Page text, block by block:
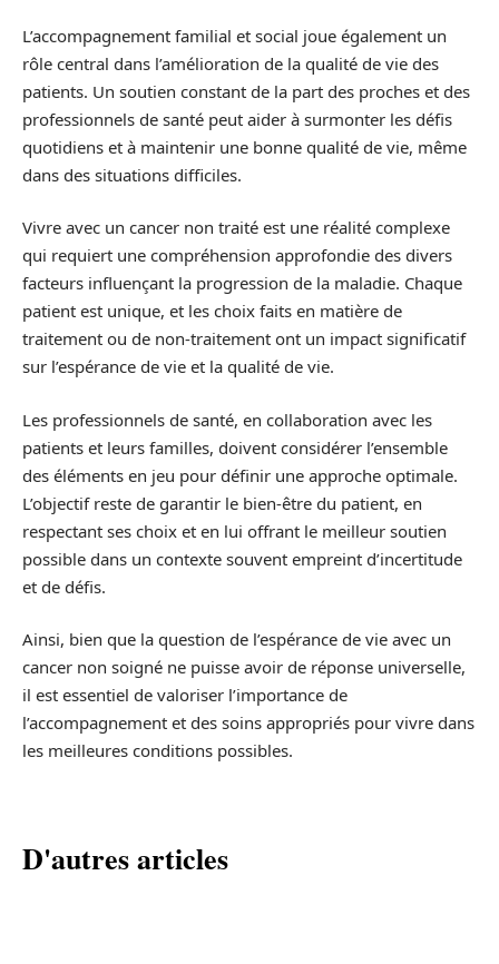
L’accompagnement familial et social joue également un
rôle central dans l’amélioration de la qualité de vie des
patients. Un soutien constant de la part des proches et des
professionnels de santé peut aider à surmonter les défis
quotidiens et à maintenir une bonne qualité de vie, même
dans des situations difficiles.
Vivre avec un cancer non traité est une réalité complexe
qui requiert une compréhension approfondie des divers
facteurs influençant la progression de la maladie. Chaque
patient est unique, et les choix faits en matière de
traitement ou de non-traitement ont un impact significatif
sur l’espérance de vie et la qualité de vie.
Les professionnels de santé, en collaboration avec les
patients et leurs familles, doivent considérer l’ensemble
des éléments en jeu pour définir une approche optimale.
L’objectif reste de garantir le bien-être du patient, en
respectant ses choix et en lui offrant le meilleur soutien
possible dans un contexte souvent empreint d’incertitude
et de défis.
Ainsi, bien que la question de l’espérance de vie avec un
cancer non soigné ne puisse avoir de réponse universelle,
il est essentiel de valoriser l’importance de
l’accompagnement et des soins appropriés pour vivre dans
les meilleures conditions possibles.
D'autres articles